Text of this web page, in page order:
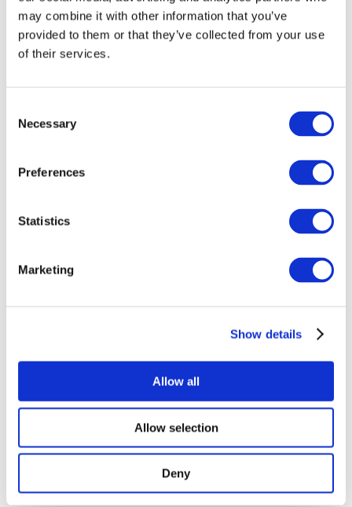
may combine it with other information that you’ve
provided to them or that they’ve collected from your use
of their services.
Selection
Necessary
Preferences
Statistics
Marketing
Show details
Allow all
Allow selection
Deny
Alle
At vise
Uden subgenre
Solliciteer